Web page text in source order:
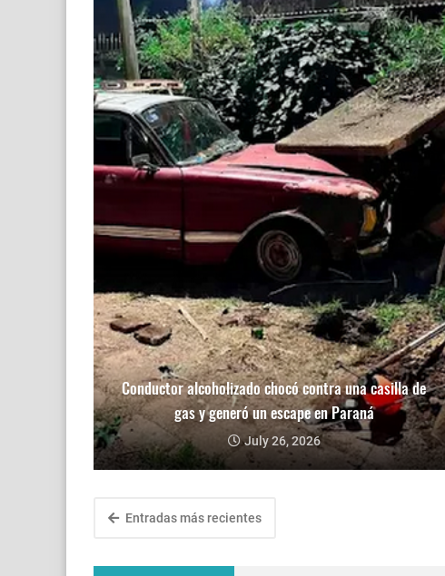
Conductor alcoholizado chocó contra una casilla de
gas y generó un escape en Paraná
July 26, 2026
Entradas más recientes